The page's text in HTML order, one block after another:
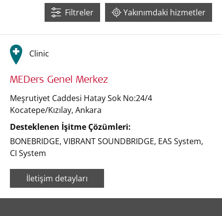
12
Yakınımdaki hizmetler
Filtreler
Clinic
MEDers Genel Merkez
Meşrutiyet Caddesi Hatay Sok No:24/4
Kocatepe/Kızılay, Ankara
Desteklenen İşitme Çözümleri:
BONEBRIDGE, VIBRANT SOUNDBRIDGE, EAS System,
CI System
İletişim detayları